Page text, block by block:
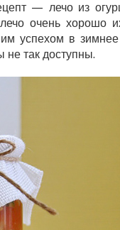
— лечо из
очень хорошо
успехом в
так доступны.